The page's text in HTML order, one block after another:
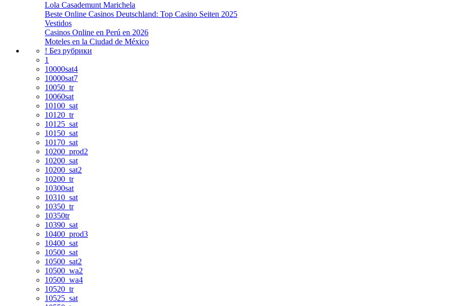
Lola Casademunt Marichela
Beste Online Casinos Deutschland: Top Casino Seiten 2025
Vestidos
Casinos Online en Perú en 2026
Moteles en la Ciudad de México
! Без рубрики
1
10000sat4
10000sat7
10050_tr
10060sat
10100_sat
10120_tr
10125_sat
10150_sat
10170_sat
10200_prod2
10200_sat
10200_sat2
10200_tr
10300sat
10310_sat
10350_tr
10350tr
10390_sat
10400_prod3
10400_sat
10500_sat
10500_sat2
10500_wa2
10500_wa4
10520_tr
10525_sat